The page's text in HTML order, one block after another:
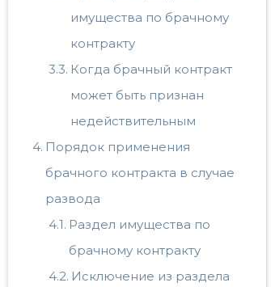
имущества по брачному
контракту
Когда брачный контракт
может быть признан
недействительным
Порядок применения
брачного контракта в случае
развода
Раздел имущества по
брачному контракту
Исключение из раздела